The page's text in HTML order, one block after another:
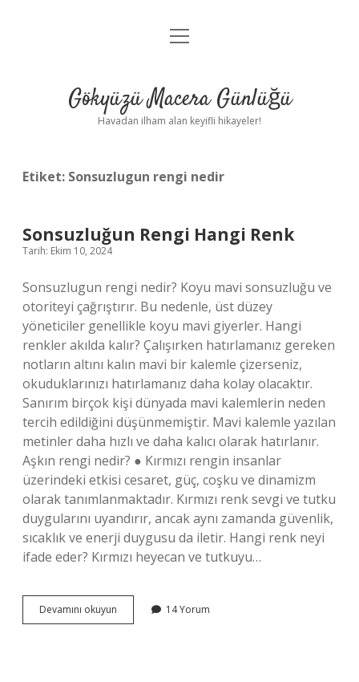
Anasayfa
Yasal Uyarı
menüyü
Gökyüzü Macera Günlüğü
Havadan ilham alan keyifli hikayeler!
Etiket: Sonsuzlugun rengi nedir
Sonsuzluğun Rengi Hangi Renk
Tarih: Ekim 10, 2024
Sonsuzlugun rengi nedir? Koyu mavi sonsuzluğu ve
otoriteyi çağrıştırır. Bu nedenle, üst düzey
yöneticiler genellikle koyu mavi giyerler. Hangi
renkler akılda kalır? Çalışırken hatırlamanız gereken
notların altını kalın mavi bir kalemle çizerseniz,
okuduklarınızı hatırlamanız daha kolay olacaktır.
Sanırım birçok kişi dünyada mavi kalemlerin neden
tercih edildiğini düşünmemiştir. Mavi kalemle yazılan
metinler daha hızlı ve daha kalıcı olarak hatırlanır.
Aşkın rengi nedir? ● Kırmızı rengin insanlar
üzerindeki etkisi cesaret, güç, coşku ve dinamizm
olarak tanımlanmaktadır. Kırmızı renk sevgi ve tutku
duygularını uyandırır, ancak aynı zamanda güvenlik,
sıcaklık ve enerji duygusu da iletir. Hangi renk neyi
ifade eder? Kırmızı heyecan ve tutkuyu…
Devamını okuyun Sonsuzluğun
Rengi
14 Yorum